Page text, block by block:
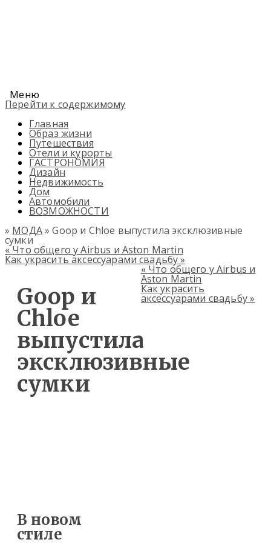
Меню
Перейти к содержимому
Главная
Образ жизни
Путешествия
Отели и курорты
ГАСТРОНОМИЯ
Дизайн
Недвижимость
Дом
Автомобили
ВОЗМОЖНОСТИ
» МОДА» Goop и Chloe выпустила эксклюзивные
сумки
«Что общего у Airbus и Aston Martin
Как украсить аксессуарами свадьбу»
Goop и
Chloe
выпустила
эксклюзивные
сумки
В новом
стиле
«Что общего у Airbus и
Aston Martin
Как украсить
аксессуарами свадьбу»